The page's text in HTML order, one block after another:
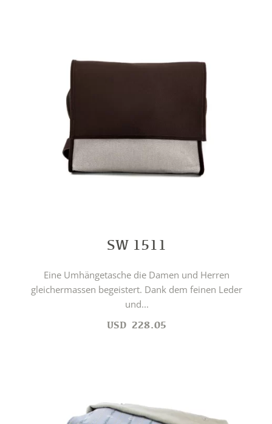
SW 1511
Eine Umhängetasche die Damen und Herren
gleichermassen begeistert. Dank dem feinen Leder
und...
USD 228.05